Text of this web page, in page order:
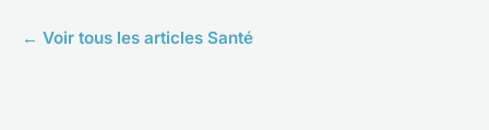
← Voir tous les articles Santé